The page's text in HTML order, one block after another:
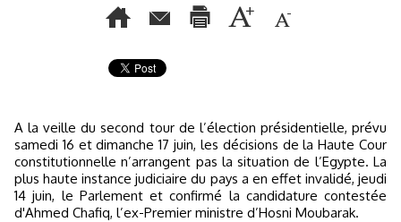
A la veille du second tour de l’élection présidentielle, prévu
samedi 16 et dimanche 17 juin, les décisions de la Haute Cour
constitutionnelle n’arrangent pas la situation de l’Egypte. La
plus haute instance judiciaire du pays a en effet invalidé, jeudi
14 juin, le Parlement et confirmé la candidature contestée
d'Ahmed Chafiq, l’ex-Premier ministre d’Hosni Moubarak.